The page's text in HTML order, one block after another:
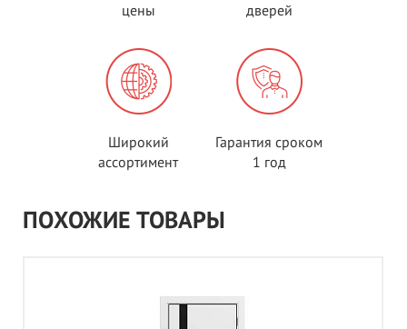
цены
дверей
Широкий
ассортимент
Гарантия сроком
1 год
ПОХОЖИЕ ТОВАРЫ